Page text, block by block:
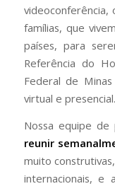
videoconferência,
famílias, que
países, para
Referência do
Federal de
virtual e presencial.
Nossa equipe de
reunir
muito
internacionais, e